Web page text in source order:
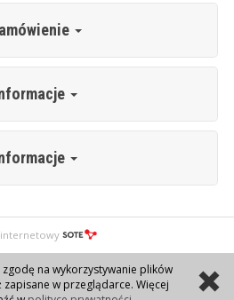
na wykorzystywanie plików
w przeglądarce. Więcej